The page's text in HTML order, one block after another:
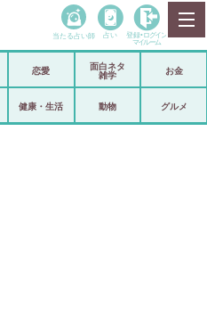
政治
当たる占い師 占い 登録• ログイン
マイルーム
恋愛
面白ネタ
雑学
お金
健康・生活 動物 グルメ